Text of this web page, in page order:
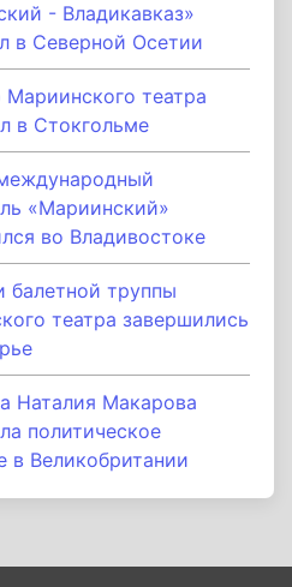
- Владикавказ»
в Северной Осетии
Мариинского театра
в Стокгольме
«Мариинский»
во Владивостоке
балетной труппы
театра завершились
Наталия Макарова
политическое
в Великобритании